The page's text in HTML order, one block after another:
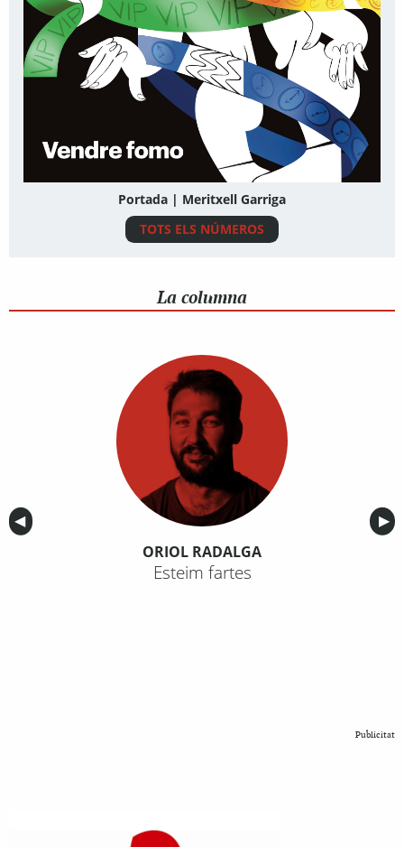
Portada | Meritxell Garriga
TOTS ELS NÚMEROS
La columna
Anterior
◀︎ ▶︎
ORIOL RADALGA
Esteim fartes
Publicitat